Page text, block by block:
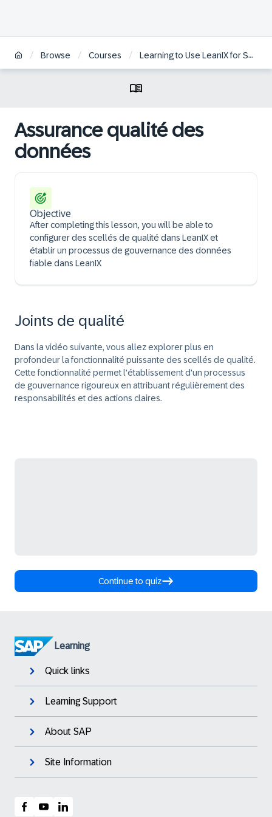
/ Browse / Courses / Learning to Use LeanIX for Successful Enterprise Architecture | FR
Assurance qualité des
données
Objective
After completing this lesson, you will be able to
configurer des scellés de qualité dans LeanIX et
établir un processus de gouvernance des données
fiable dans LeanIX
Joints de qualité
Dans la vidéo suivante, vous allez explorer plus en
profondeur la fonctionnalité puissante des scellés de qualité.
Cette fonctionnalité permet l'établissement d'un processus
de gouvernance rigoureux en attribuant régulièrement des
responsabilités et des actions claires.
Continue to quiz
Learning
Quick links
Learning Support
About SAP
Site Information